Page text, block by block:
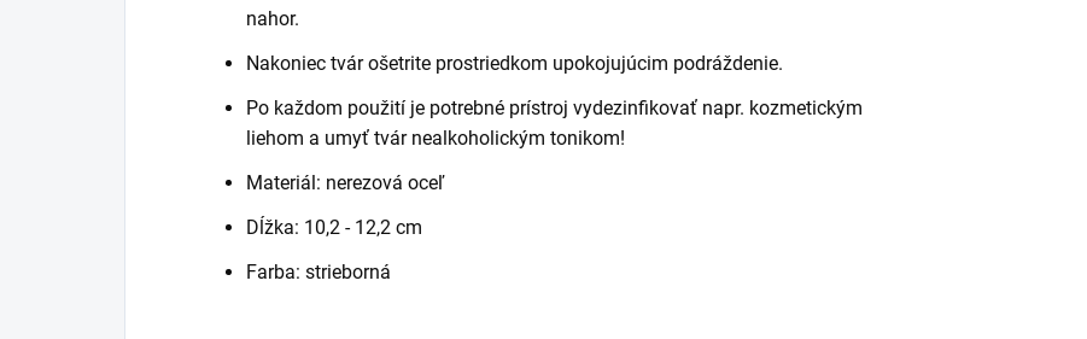
nahor.
Nakoniec tvár ošetrite prostriedkom upokojujúcim podráždenie.
Po každom použití je potrebné prístroj vydezinfikovať napr. kozmetickým
liehom a umyť tvár nealkoholickým tonikom!
Materiál: nerezová oceľ
Dĺžka: 10,2 - 12,2 cm
Farba: strieborná